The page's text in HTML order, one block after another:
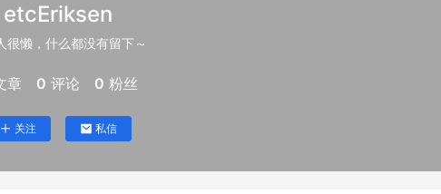
etcEriksen
很懒，什么都没有留下～
章 0 评论 0 粉丝
关注 私信